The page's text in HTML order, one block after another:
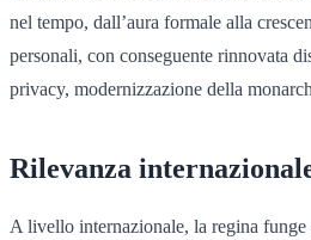
nel tempo, dall’aura formale alla
personali, con conseguente rinnovata
privacy, modernizzazione della
Rilevanza
A livello internazionale, la regina